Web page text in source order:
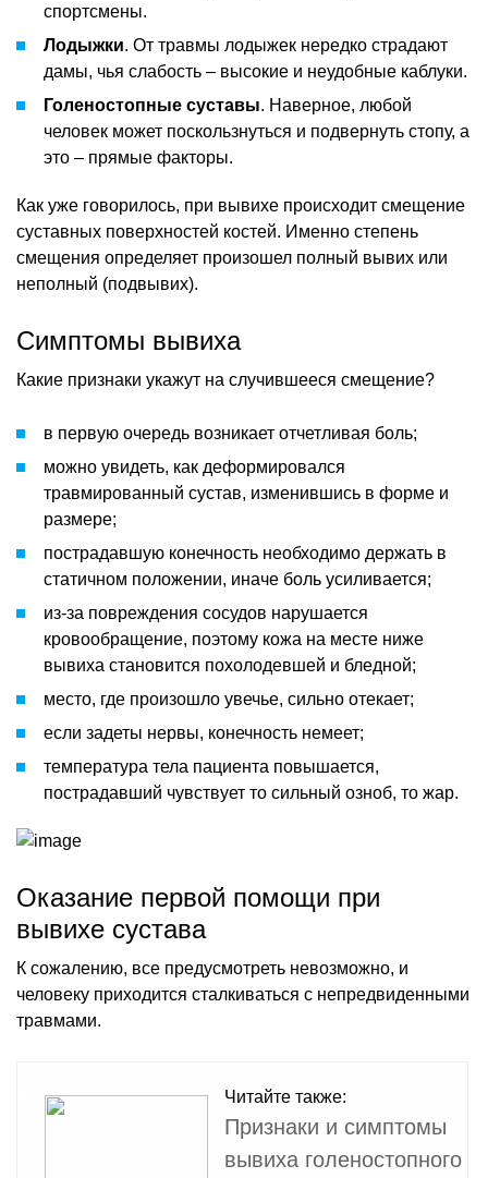
спортсмены.
Лодыжки. От травмы лодыжек нередко страдают
дамы, чья слабость – высокие и неудобные каблуки.
Голеностопные суставы. Наверное, любой
человек может поскользнуться и подвернуть стопу, а
это – прямые факторы.
Как уже говорилось, при вывихе происходит смещение
суставных поверхностей костей. Именно степень
смещения определяет произошел полный вывих или
неполный (подвывих).
Симптомы вывиха
Какие признаки укажут на случившееся смещение?
в первую очередь возникает отчетливая боль;
можно увидеть, как деформировался
травмированный сустав, изменившись в форме и
размере;
пострадавшую конечность необходимо держать в
статичном положении, иначе боль усиливается;
из-за повреждения сосудов нарушается
кровообращение, поэтому кожа на месте ниже
вывиха становится похолодевшей и бледной;
место, где произошло увечье, сильно отекает;
если задеты нервы, конечность немеет;
температура тела пациента повышается,
пострадавший чувствует то сильный озноб, то жар.
Оказание первой помощи при
вывихе сустава
К сожалению, все предусмотреть невозможно, и
человеку приходится сталкиваться с непредвиденными
травмами.
Читайте также:
Признаки и симптомы
вывиха голеностопного